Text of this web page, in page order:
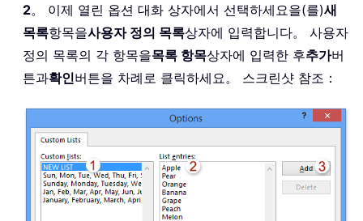
2。 이제 열린 옵션 대화 상자에서 선택하세요을(를)새
목록항목을사용자 정의 목록상자에 입력합니다。 사용자
정의 목록의 각 항목을목록 항목상자에 입력한 후추가버
튼과확인버튼을 차례로 클릭하세요。 스크린샷 참조：